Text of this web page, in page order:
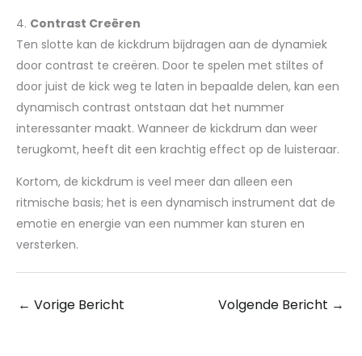
4. Contrast Creëren
Ten slotte kan de kickdrum bijdragen aan de dynamiek
door contrast te creëren. Door te spelen met stiltes of
door juist de kick weg te laten in bepaalde delen, kan een
dynamisch contrast ontstaan dat het nummer
interessanter maakt. Wanneer de kickdrum dan weer
terugkomt, heeft dit een krachtig effect op de luisteraar.
Kortom, de kickdrum is veel meer dan alleen een
ritmische basis; het is een dynamisch instrument dat de
emotie en energie van een nummer kan sturen en
versterken.
← Vorige Bericht Volgende Bericht →